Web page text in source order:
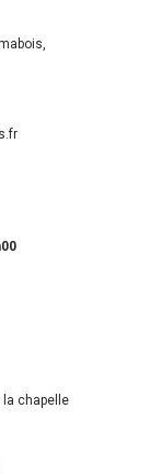
la chapelle